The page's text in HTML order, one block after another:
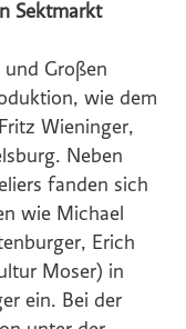
Sektmarkt
Großen
wie dem
Wieninger,
Neben
fanden sich
wie Michael
Erich
Moser) in
ein. Bei der